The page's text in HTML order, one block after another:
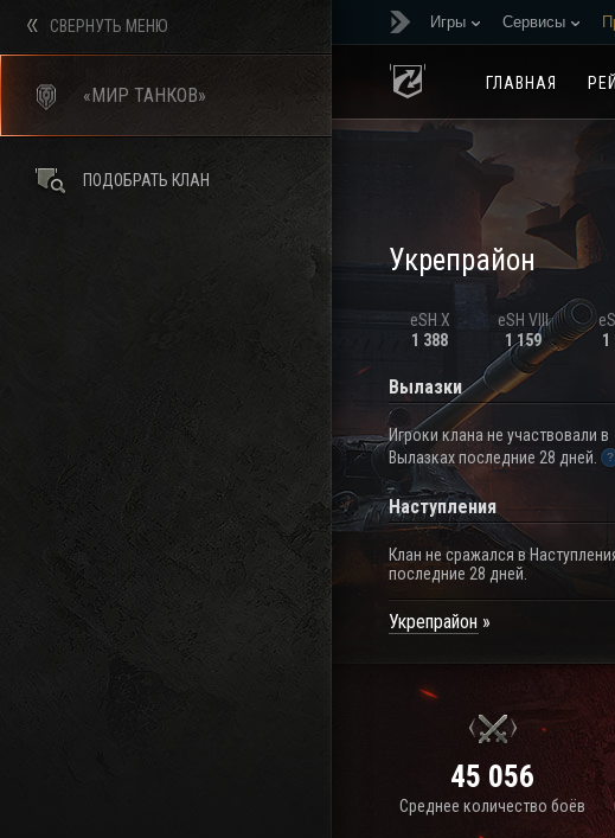
Игры Сервисы
ГЛАВНАЯ
Укрепрайон
eSH X
1 388
eSH VIII
1 159
1
Вылазки
Игроки клана не участвовали в
Вылазках последние 28 дней.
Наступления
Клан не сражался в
последние 28 дней.
Укрепрайон
45 056
Среднее количество боёв
СВЕРНУТЬ МЕНЮ
«МИР ТАНКОВ»
ПОДОБРАТЬ КЛАН